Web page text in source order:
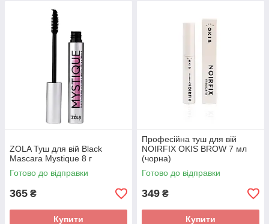
ZOLA Туш для вій Black
Mascara Mystique 8 г
Готово до відправки
365 ₴
Купити
Професійна туш для вій
NOIRFIX OKIS BROW 7 мл
(чорна)
Готово до відправки
349 ₴
Купити